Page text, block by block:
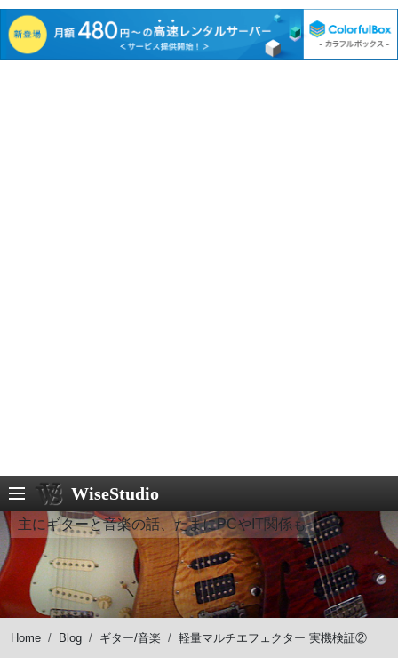
WiseStudio
主にギターと音楽の話、たまにPCやIT関係も
Home Blog ギター/音楽 軽量マルチエフェクター 実機検証②